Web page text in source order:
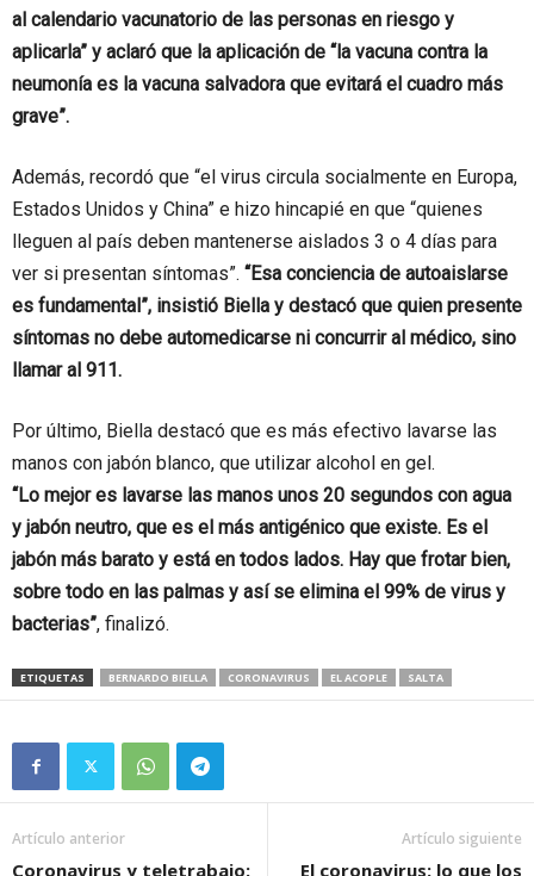
al calendario vacunatorio de las personas en riesgo y
aplicarla” y aclaró que la aplicación de “la vacuna contra la
neumonía es la vacuna salvadora que evitará el cuadro más
grave”.
Además, recordó que “el virus circula socialmente en Europa,
Estados Unidos y China” e hizo hincapié en que “quienes
lleguen al país deben mantenerse aislados 3 o 4 días para
ver si presentan síntomas”. “Esa conciencia de autoaislarse
es fundamental”, insistió Biella y destacó que quien presente
síntomas no debe automedicarse ni concurrir al médico, sino
llamar al 911.
Por último, Biella destacó que es más efectivo lavarse las
manos con jabón blanco, que utilizar alcohol en gel.
“Lo mejor es lavarse las manos unos 20 segundos con agua
y jabón neutro, que es el más antigénico que existe. Es el
jabón más barato y está en todos lados. Hay que frotar bien,
sobre todo en las palmas y así se elimina el 99% de virus y
bacterias”, finalizó.
ETIQUETAS BERNARDO BIELLA CORONAVIRUS EL ACOPLE SALTA
Artículo anterior
Coronavirus y teletrabajo:
Artículo siguiente
El coronavirus: lo que los